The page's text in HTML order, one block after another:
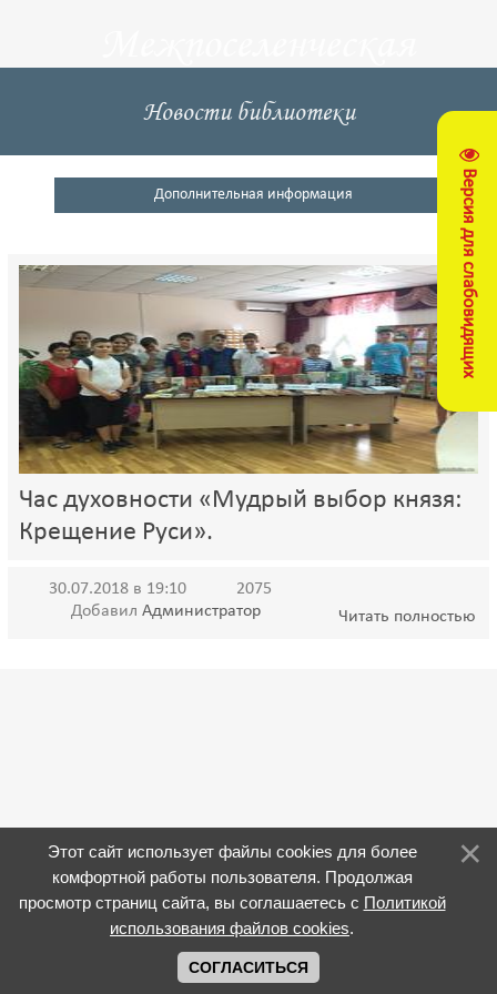
Версия для слабовидящих
центральная
библиотека
Кущевский район
Новости библиотеки
Дополнительная информация
Час духовности «Мудрый выбор князя:
Крещение Руси».
30.07.2018 в 19:10
2075
Добавил Администратор Читать полностью
Этот сайт использует файлы cookies для более
комфортной работы пользователя. Продолжая
просмотр страниц сайта, вы соглашаетесь с Политикой
использования файлов cookies.
СОГЛАСИТЬСЯ